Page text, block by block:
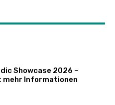
Showcase 2026 –
mehr Informationen